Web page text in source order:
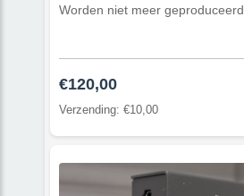
Worden niet meer geproduceerd
€120,00
Verzending: €10,00